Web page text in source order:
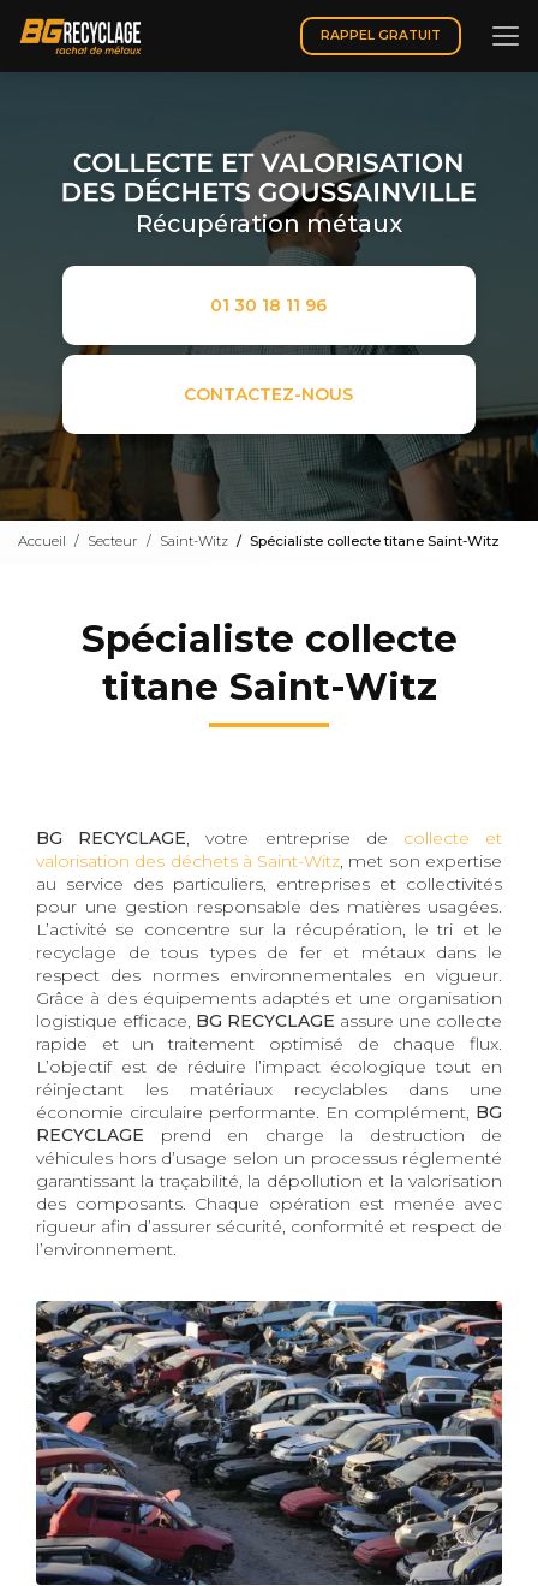
contenu
principal
RAPPEL GRATUIT
Récupération métaux
01 30 18 11 96
CONTACTEZ-NOUS
Accueil Secteur Saint-Witz Spécialiste collecte titane Saint-Witz
Spécialiste collecte
titane Saint-Witz
BG RECYCLAGE, votre entreprise de collecte et
valorisation des déchets à Saint-Witz, met son expertise
au service des particuliers, entreprises et collectivités
pour une gestion responsable des matières usagées.
L’activité se concentre sur la récupération, le tri et le
recyclage de tous types de fer et métaux dans le
respect des normes environnementales en vigueur.
Grâce à des équipements adaptés et une organisation
logistique efficace, BG RECYCLAGE assure une collecte
rapide et un traitement optimisé de chaque flux.
L’objectif est de réduire l’impact écologique tout en
réinjectant les matériaux recyclables dans une
économie circulaire performante. En complément, BG
RECYCLAGE prend en charge la destruction de
véhicules hors d’usage selon un processus réglementé
garantissant la traçabilité, la dépollution et la valorisation
des composants. Chaque opération est menée avec
rigueur afin d’assurer sécurité, conformité et respect de
l’environnement.